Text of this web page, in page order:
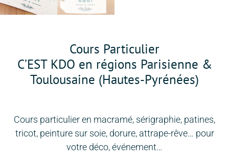
Cours Particulier
C’EST KDO en régions Parisienne &
Toulousaine (Hautes-Pyrénées)
Cours particulier en macramé, sérigraphie, patines,
tricot, peinture sur soie, dorure, attrape-rêve… pour
votre déco, événement…